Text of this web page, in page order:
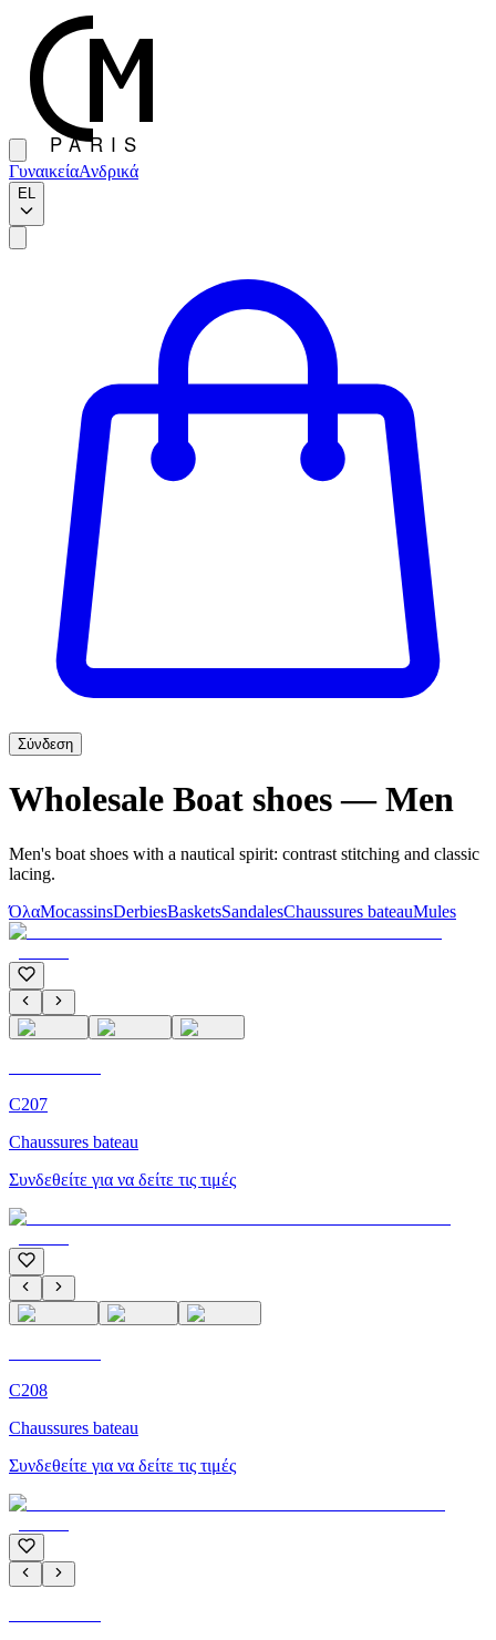
ΓυναικείαΑνδρικά
EL
Σύνδεση
Wholesale Boat shoes — Men
Men's boat shoes with a nautical spirit: contrast stitching and classic
lacing.
ΌλαMocassinsDerbiesBasketsSandalesChaussures bateauMules
C207
Chaussures bateau
Συνδεθείτε για να δείτε τις τιμές
C208
Chaussures bateau
Συνδεθείτε για να δείτε τις τιμές